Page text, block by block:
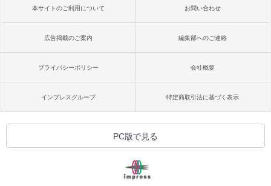
本サイトのご利用について お問い合わせ
広告掲載のご案内 編集部へのご連絡
プライバシーポリシー 会社概要
インプレスグループ 特定商取引法に基づく表示
PC版で見る